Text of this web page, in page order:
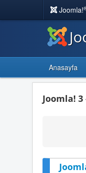
Joomla!
Anasayfa
Joomla! 3